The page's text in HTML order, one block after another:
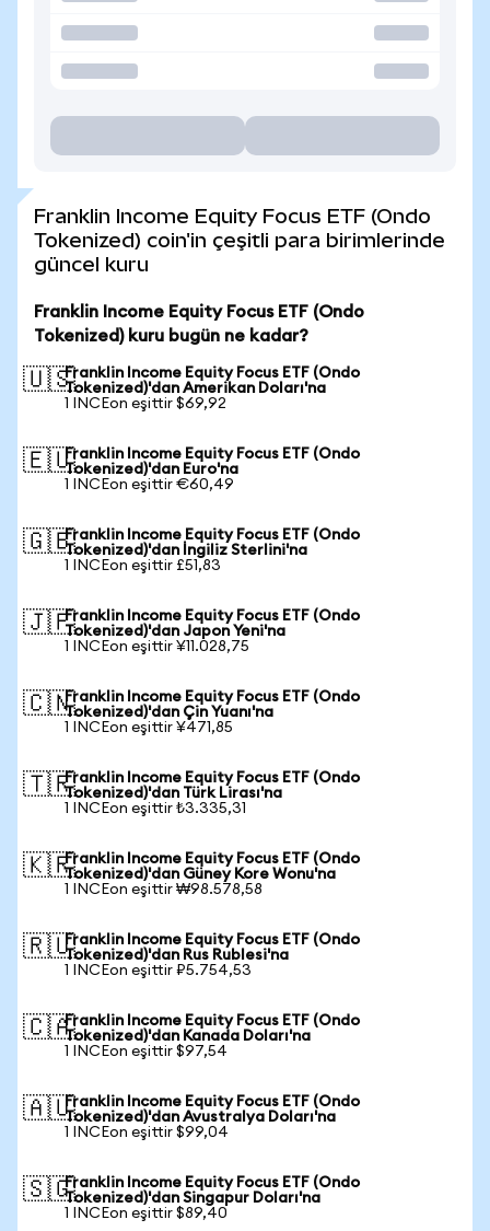
Franklin Income Equity Focus ETF (Ondo
Tokenized) coin'in çeşitli para birimlerinde
güncel kuru
Franklin Income Equity Focus ETF (Ondo
Tokenized) kuru bugün ne kadar?
🇺🇸Franklin Income Equity Focus ETF (Ondo
Tokenized)'dan Amerikan Doları'na
1 INCEon eşittir $69,92
🇪🇺Franklin Income Equity Focus ETF (Ondo
Tokenized)'dan Euro'na
1 INCEon eşittir €60,49
🇬🇧Franklin Income Equity Focus ETF (Ondo
Tokenized)'dan İngiliz Sterlini'na
1 INCEon eşittir £51,83
🇯🇵Franklin Income Equity Focus ETF (Ondo
Tokenized)'dan Japon Yeni'na
1 INCEon eşittir ¥11.028,75
🇨🇳Franklin Income Equity Focus ETF (Ondo
Tokenized)'dan Çin Yuanı'na
1 INCEon eşittir ¥471,85
🇹🇷Franklin Income Equity Focus ETF (Ondo
Tokenized)'dan Türk Lirası'na
1 INCEon eşittir ₺3.335,31
🇰🇷Franklin Income Equity Focus ETF (Ondo
Tokenized)'dan Güney Kore Wonu'na
1 INCEon eşittir ₩98.578,58
🇷🇺Franklin Income Equity Focus ETF (Ondo
Tokenized)'dan Rus Rublesi'na
1 INCEon eşittir ₽5.754,53
🇨🇦Franklin Income Equity Focus ETF (Ondo
Tokenized)'dan Kanada Doları'na
1 INCEon eşittir $97,54
🇦🇺Franklin Income Equity Focus ETF (Ondo
Tokenized)'dan Avustralya Doları'na
1 INCEon eşittir $99,04
🇸🇬Franklin Income Equity Focus ETF (Ondo
Tokenized)'dan Singapur Doları'na
1 INCEon eşittir $89,40